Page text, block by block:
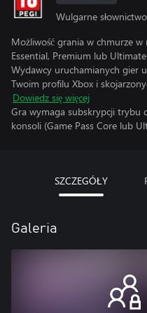
Wulgarne
Możliwość grania w chmurze w
Essential, Premium lub
Wydawcy uruchamianych gier
Twoim profilu Xbox i
Dowiedz się więcej
Gra wymaga subskrypcji trybu
konsoli (Game Pass Core lub
SZCZEGÓŁY
Galeria